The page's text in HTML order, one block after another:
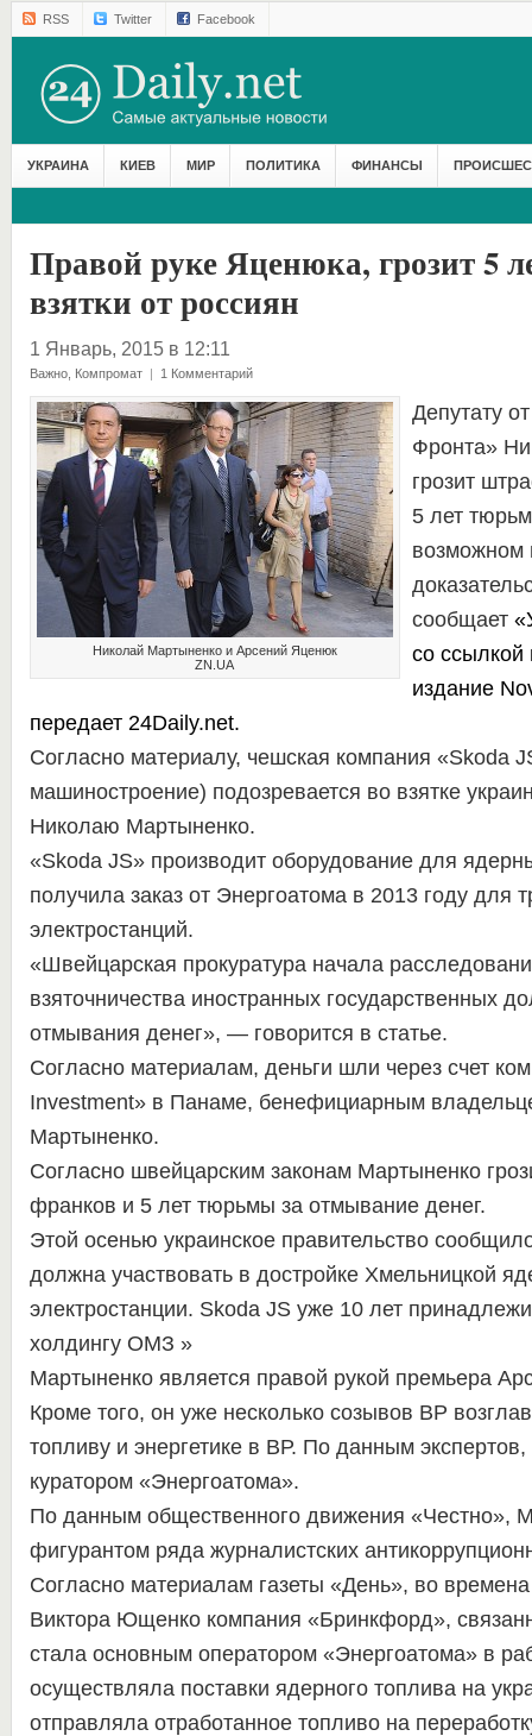
RSS Twitter Facebook
УКРАИНА КИЕВ МИР ПОЛИТИКА ФИНАНСЫ
Правой руке Яценюка, грозит 5
взятки от россиян
1 Январь, 2015 в 12:11
Важно, Компромат | 1 Комментарий
Николай Мартыненко и Арсений Яценюк
ZN.UA
Депутату
Фронта»
грозит
5 лет
возможном
сообщает
со ссылкой
издание
передает 24Daily.net.
Согласно материалу, чешская компания «Skoda
машиностроение) подозревается во взятке
Николаю Мартыненко.
«Skoda JS» производит оборудование для
получила заказ от Энергоатома в 2013 году для
электростанций.
«Швейцарская прокуратура начала
взяточничества иностранных государственных
отмывания денег», — говорится в статье.
Согласно материалам, деньги шли через счет
Investment» в Панаме, бенефициарным
Мартыненко.
Согласно швейцарским законам Мартыненко
франков и 5 лет тюрьмы за отмывание денег.
Этой осенью украинское правительство
должна участвовать в достройке Хмельницкой
электростанции. Skoda JS уже 10 лет
холдингу ОМЗ »
Мартыненко является правой рукой премьера
Кроме того, он уже несколько созывов ВР
топливу и энергетике в ВР. По данным экспертов,
куратором «Энергоатома».
По данным общественного движения «Честно»,
фигурантом ряда журналистских
Согласно материалам газеты «День», во
Виктора Ющенко компания «Бринкфорд»,
стала основным оператором «Энергоатома» в
осуществляла поставки ядерного топлива на
отправляла отработанное топливо на